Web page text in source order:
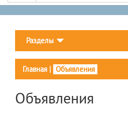
Разделы
Главная | Объявления
Объявления